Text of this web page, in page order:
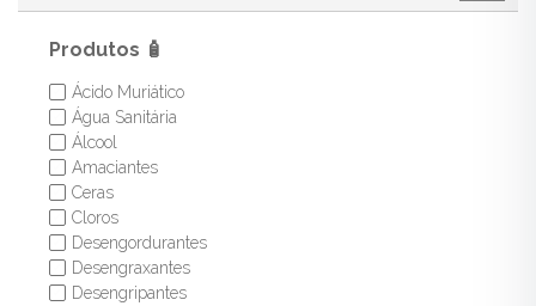
Produtos 🧴
Ácido Muriático
Água Sanitária
Álcool
Amaciantes
Ceras
Cloros
Desengordurantes
Desengraxantes
Desengripantes